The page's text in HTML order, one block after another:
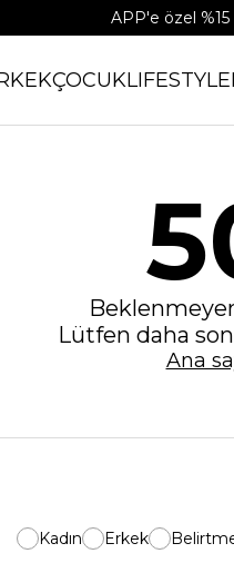
APP'e özel
ÇOCUKLIFESTYLE
Lütfen daha
Ana
Kadın Erkek